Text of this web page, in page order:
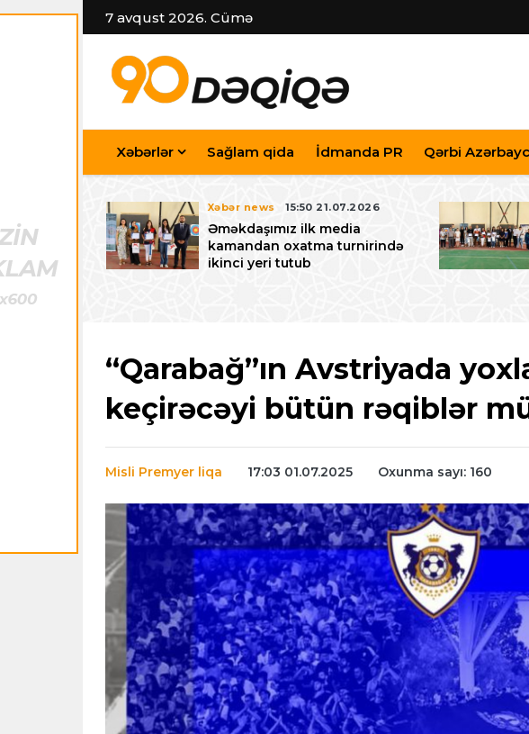
7 avqust 2026. Cümə
Xəbərlər Sağlam qida İdmanda PR Qərbi
U-15
festivalı ilə
Xəbər news 15:50 21.07.2026
Əməkdaşımız ilk media
kamandan oxatma turnirində
ikinci yeri tutub
“Qarabağ”ın Avstriyada
keçirəcəyi bütün rəqiblər
Misli Premyer liqa 17:03 01.07.2025 Oxunma sayı: 160